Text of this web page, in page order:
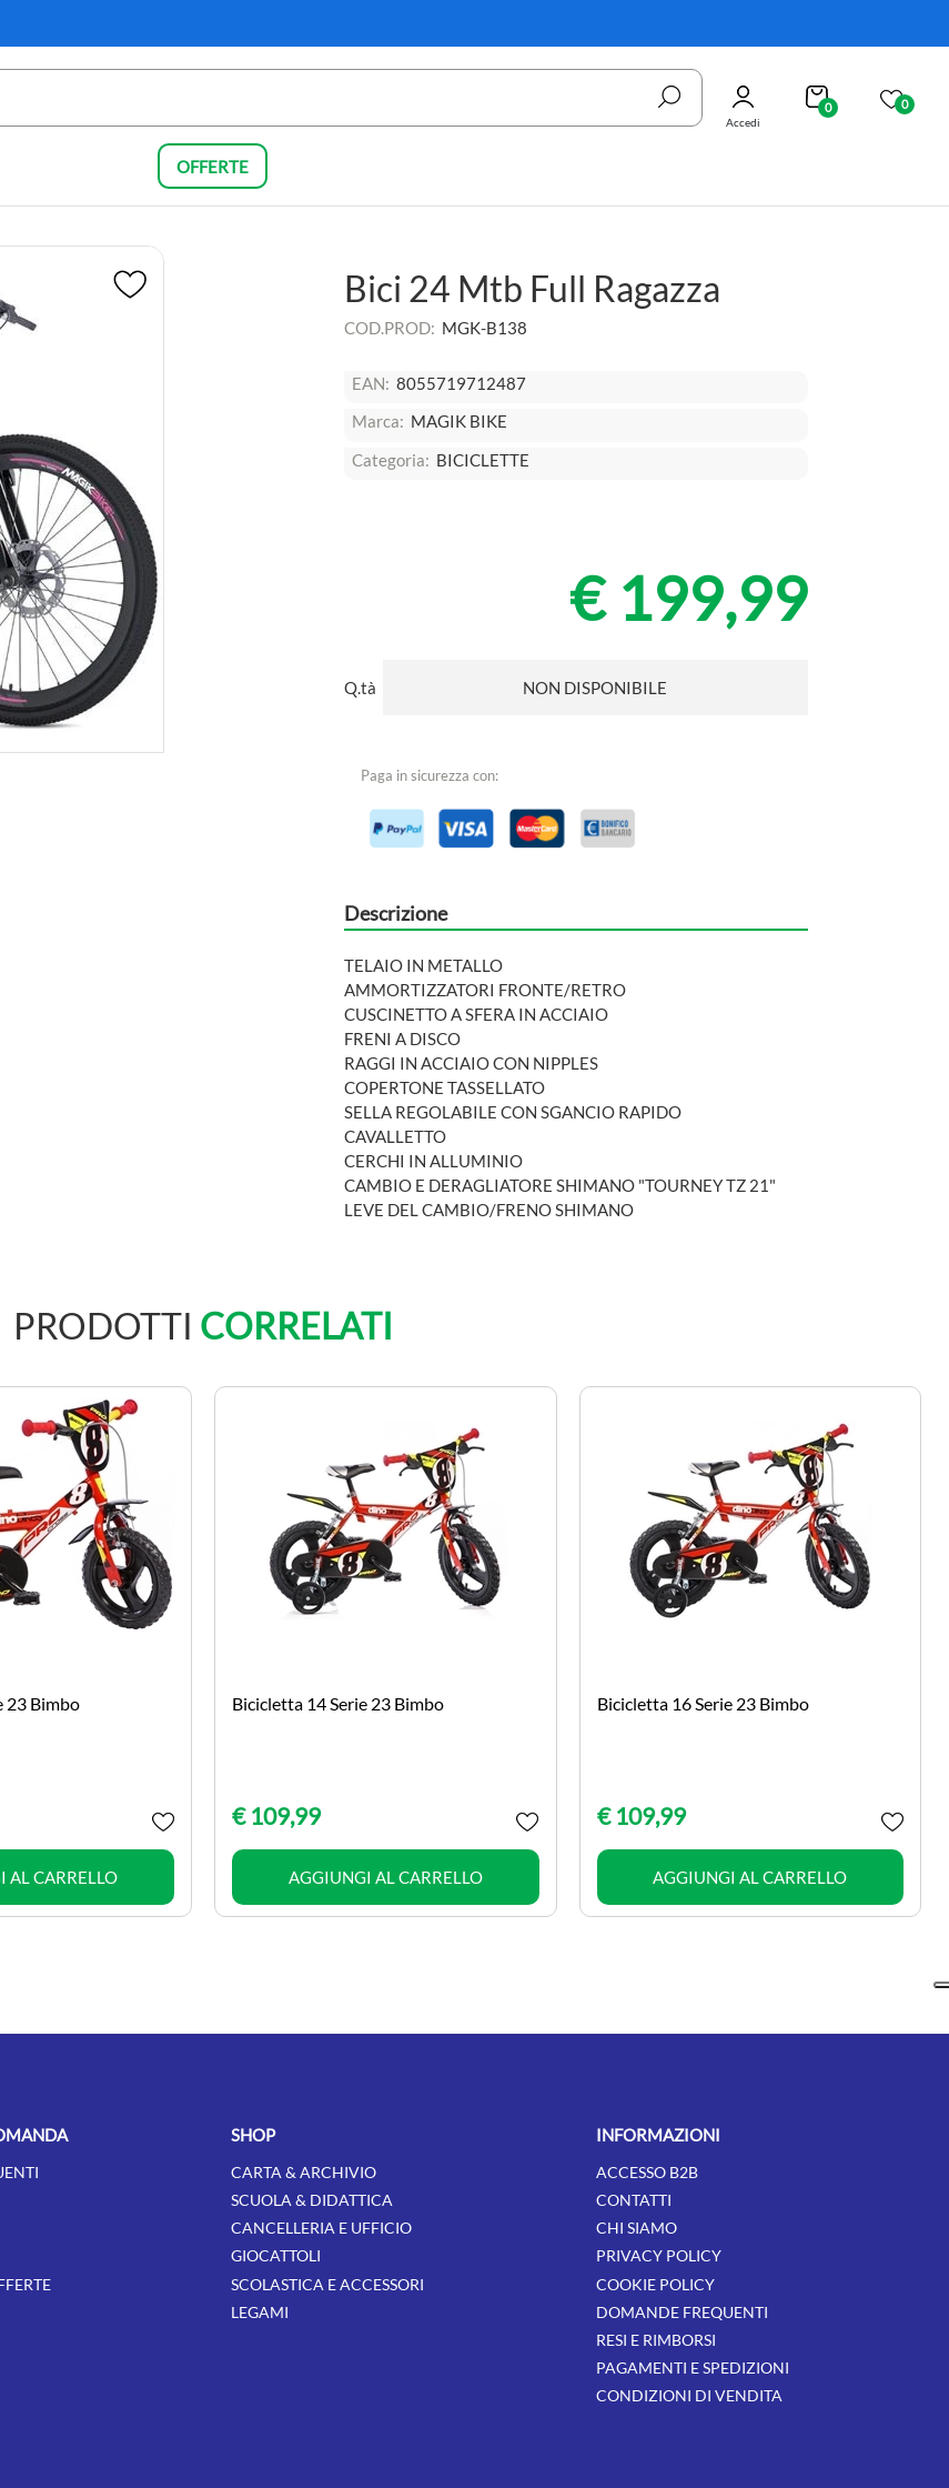
OFFERTE
Accedi
0 0
Bici 24 Mtb Full Ragazza
COD.PROD: MGK-B138
EAN: 8055719712487
Marca: MAGIK BIKE
Categoria: BICICLETTE
€ 199,99
Q.tà NON DISPONIBILE
Paga in sicurezza con:
Descrizione
TELAIO IN METALLO
AMMORTIZZATORI FRONTE/RETRO
CUSCINETTO A SFERA IN ACCIAIO
FRENI A DISCO
RAGGI IN ACCIAIO CON NIPPLES
COPERTONE TASSELLATO
SELLA REGOLABILE CON SGANCIO RAPIDO
CAVALLETTO
CERCHI IN ALLUMINIO
CAMBIO E DERAGLIATORE SHIMANO "TOURNEY TZ 21"
LEVE DEL CAMBIO/FRENO SHIMANO
PRODOTTI CORRELATI
23 Bimbo
AL CARRELLO
Bicicletta 14 Serie 23 Bimbo
€ 109,99
AGGIUNGI AL CARRELLO
Bicicletta 16 Serie 23 Bimbo
€ 109,99
AGGIUNGI AL CARRELLO
INFORMAZIONI
ACCESSO B2B
CONTATTI
CHI SIAMO
PRIVACY POLICY
COOKIE POLICY
DOMANDE FREQUENTI
RESI E RIMBORSI
PAGAMENTI E SPEDIZIONI
CONDIZIONI DI VENDITA
SHOP
CARTA & ARCHIVIO
SCUOLA & DIDATTICA
CANCELLERIA E UFFICIO
GIOCATTOLI
SCOLASTICA E ACCESSORI
LEGAMI